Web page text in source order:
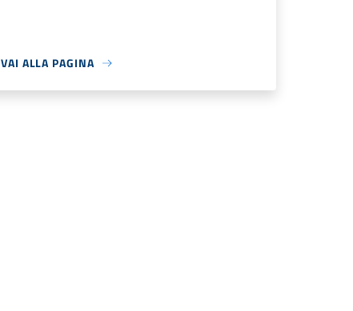
VAI ALLA PAGINA